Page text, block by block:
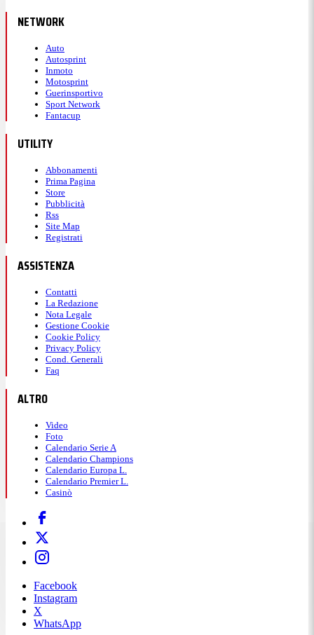
NETWORK
Auto
Autosprint
Inmoto
Motosprint
Guerinsportivo
Sport Network
Fantacup
UTILITY
Abbonamenti
Prima Pagina
Store
Pubblicità
Rss
Site Map
Registrati
ASSISTENZA
Contatti
La Redazione
Nota Legale
Gestione Cookie
Cookie Policy
Privacy Policy
Cond. Generali
Faq
ALTRO
Video
Foto
Calendario Serie A
Calendario Champions
Calendario Europa L.
Calendario Premier L.
Casinò
Facebook
Instagram
X
WhatsApp